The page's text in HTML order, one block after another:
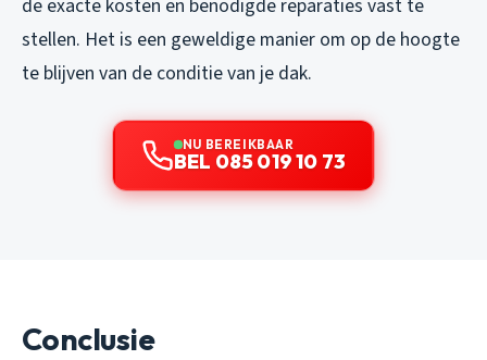
de exacte kosten en benodigde reparaties vast te
stellen. Het is een geweldige manier om op de hoogte
te blijven van de conditie van je dak.
NU BEREIKBAAR
BEL 085 019 10 73
Conclusie